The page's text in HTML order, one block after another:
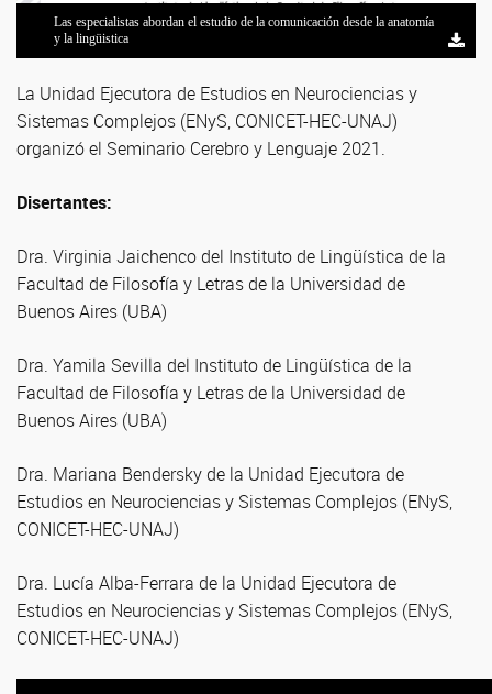
Las especialistas abordan el estudio de la comunicación desde la anatomía
y la lingüistica
La Unidad Ejecutora de Estudios en Neurociencias y
Sistemas Complejos (ENyS, CONICET-HEC-UNAJ)
organizó el Seminario Cerebro y Lenguaje 2021.
Disertantes:
Dra. Virginia Jaichenco del Instituto de Lingüística de la
Facultad de Filosofía y Letras de la Universidad de
Buenos Aires (UBA)
Dra. Yamila Sevilla del Instituto de Lingüística de la
Facultad de Filosofía y Letras de la Universidad de
Buenos Aires (UBA)
Dra. Mariana Bendersky de la Unidad Ejecutora de
Estudios en Neurociencias y Sistemas Complejos (ENyS,
CONICET-HEC-UNAJ)
Dra. Lucía Alba-Ferrara de la Unidad Ejecutora de
Estudios en Neurociencias y Sistemas Complejos (ENyS,
CONICET-HEC-UNAJ)